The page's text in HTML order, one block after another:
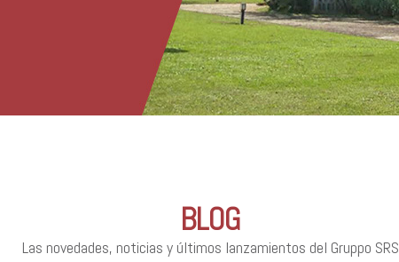
BLOG
Las novedades, noticias y últimos lanzamientos del Gruppo SRS